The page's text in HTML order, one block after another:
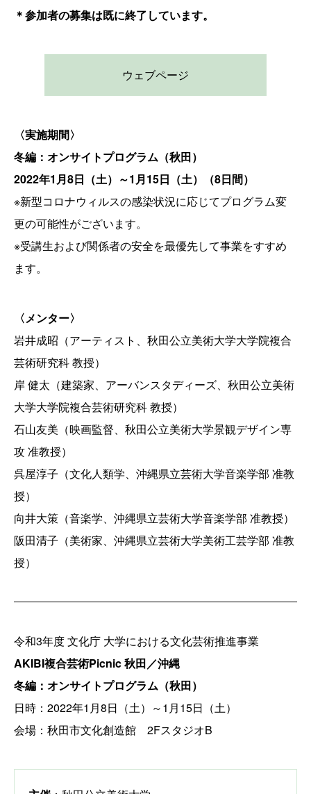
＊参加者の募集は既に終了しています。
ウェブページ
〈実施期間〉
冬編：オンサイトプログラム（秋田）
2022年1月8日（土）～1月15日（土）（8日間）
※新型コロナウィルスの感染状況に応じてプログラム変
更の可能性がございます。
※受講生および関係者の安全を最優先して事業をすすめ
ます。
〈メンター〉
岩井成昭（アーティスト、秋田公立美術大学大学院複合
芸術研究科 教授）
岸 健太（建築家、アーバンスタディーズ、秋田公立美術
大学大学院複合芸術研究科 教授）
石山友美（映画監督、秋田公立美術大学景観デザイン専
攻 准教授）
呉屋淳子（文化人類学、沖縄県立芸術大学音楽学部 准教
授）
向井大策（音楽学、沖縄県立芸術大学音楽学部 准教授）
阪田清子（美術家、沖縄県立芸術大学美術工芸学部 准教
授）
令和3年度 文化庁 大学における文化芸術推進事業
AKIBI複合芸術Picnic 秋田／沖縄
冬編：オンサイトプログラム（秋田）
日時：2022年1月8日（土）～1月15日（土）
会場：秋田市文化創造館 2FスタジオB